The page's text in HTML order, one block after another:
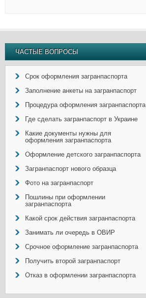
ЧАСТЫЕ ВОПРОСЫ
Срок оформления загранпаспорта
Заполнение анкеты на загранпаспорт
Процедура оформления загранпаспорта
Где сделать загранпаспорт в Украине
Какие документы нужны для
оформления загранпаспорта
Оформление детского загранпаспорта
Загранпаспорт нового образца
Фото на загранпаспорт
Пошлины при оформлении
загранпаспорта
Какой срок действия загранпаспорта
Занимать ли очередь в ОВИР
Срочное оформление загранпаспорта
Получить второй загранпаспорт
Отказ в оформлении загранпаспорта